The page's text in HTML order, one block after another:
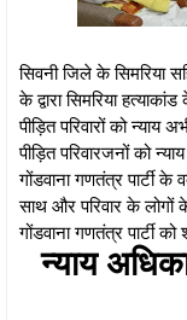
सिवनी जिले के सिमरिया
के द्वारा सिमरिया
पीड़ित परिवारों को न्याय
पीड़ित परिवारजनों को
गोंडवाना गणतंत्र पार्टी
साथ और परिवार के लोगों
गोंडवाना गणतंत्र पार्टी
न्याय